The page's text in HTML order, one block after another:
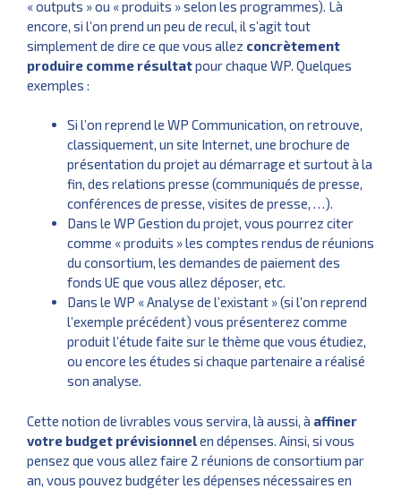
« outputs » ou « produits » selon les programmes). Là
encore, si l’on prend un peu de recul, il s’agit tout
simplement de dire ce que vous allez concrètement
produire comme résultatpour chaque WP. Quelques
exemples :
Si l’on reprend le WP Communication, on retrouve,
classiquement, un site Internet, une brochure de
présentation du projet au démarrage et surtout à la
fin, des relations presse (communiqués de presse,
conférences de presse, visites de presse, …).
Dans le WP Gestion du projet, vous pourrez citer
comme « produits » les comptes rendus de réunions
du consortium, les demandes de paiement des
fonds UE que vous allez déposer, etc.
Dans le WP « Analyse de l’existant » (si l’on reprend
l’exemple précédent) vous présenterez comme
produit l’étude faite sur le thème que vous étudiez,
ou encore les études si chaque partenaire a réalisé
son analyse.
Cette notion de livrables vous servira, là aussi, à affiner
votre budget prévisionnelen dépenses. Ainsi, si vous
pensez que vous allez faire 2 réunions de consortium par
an, vous pouvez budgéter les dépenses nécessaires en